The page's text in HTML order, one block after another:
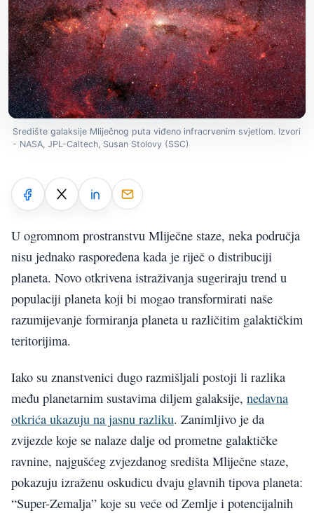
Središte galaksije Mliječnog puta viđeno infracrvenim svjetlom. Izvori
- NASA, JPL-Caltech, Susan Stolovy (SSC)
U ogromnom prostranstvu Mliječne staze, neka područja
nisu jednako raspoređena kada je riječ o distribuciji
planeta. Novo otkrivena istraživanja sugeriraju trend u
populaciji planeta koji bi mogao transformirati naše
razumijevanje formiranja planeta u različitim galaktičkim
teritorijima.
Iako su znanstvenici dugo razmišljali postoji li razlika
među planetarnim sustavima diljem galaksije, nedavna
otkrića ukazuju na jasnu razliku. Zanimljivo je da
zvijezde koje se nalaze dalje od prometne galaktičke
ravnine, najgušćeg zvjezdanog središta Mliječne staze,
pokazuju izraženu oskudicu dvaju glavnih tipova planeta:
“Super-Zemalja” koje su veće od Zemlje i potencijalnih